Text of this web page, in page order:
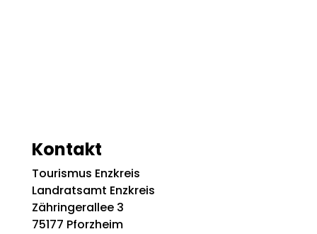
Kontakt
Tourismus Enzkreis
Landratsamt Enzkreis
Zähringerallee 3
75177 Pforzheim